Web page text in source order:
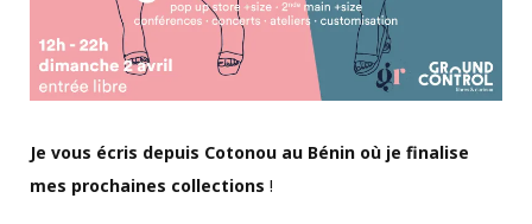
Je vous écris depuis Cotonou au Bénin où je finalise
mes prochaines collections !